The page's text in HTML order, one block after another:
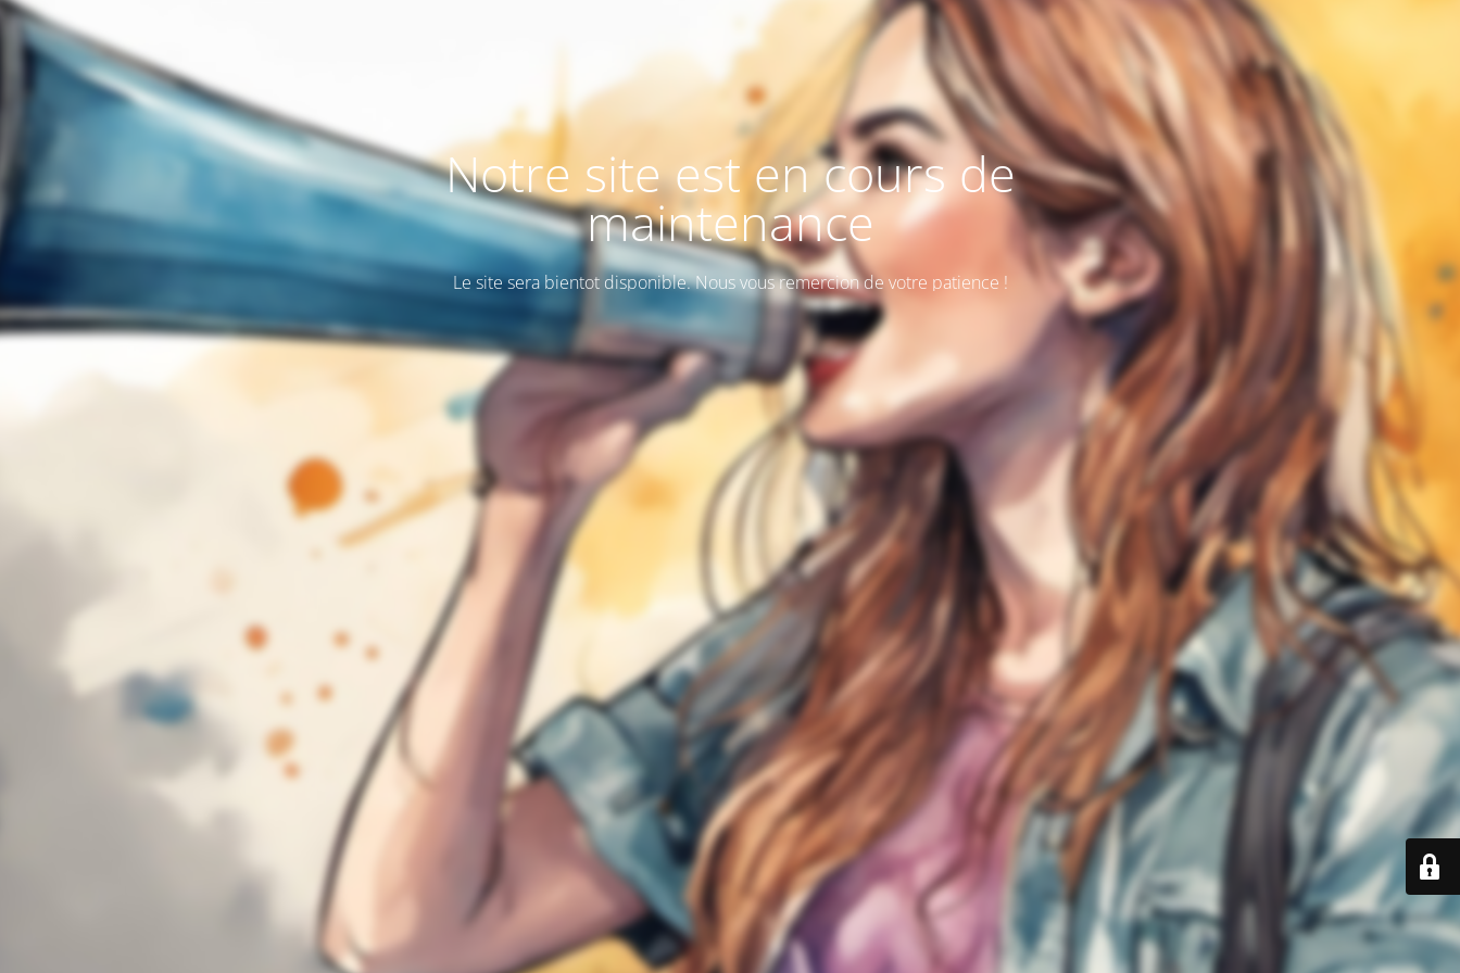
Notre site est en cours de
maintenance
Le site sera bientot disponible. Nous vous remercion de votre patience !